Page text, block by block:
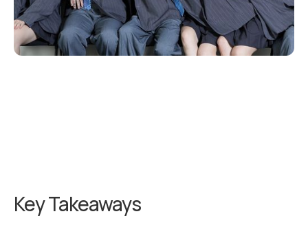
Key Takeaways